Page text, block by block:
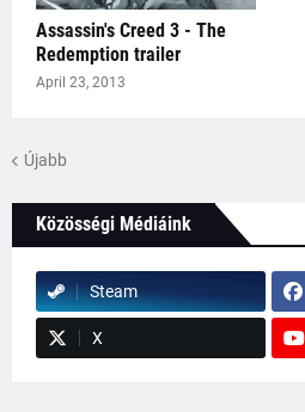
Assassin's Creed 3 - The
Redemption trailer
April 23, 2013
Újabb
Közösségi Médiáink
Steam
X